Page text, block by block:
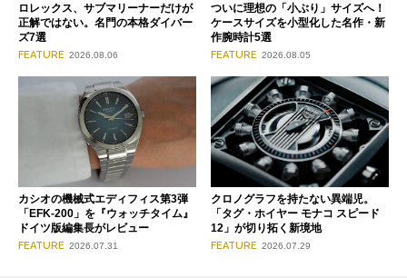
ロレックス、サブマリーナーだけが
正解ではない。名門の本格ダイバー
ズ7選
FEATURE 2026.08.06
ついに理想の「小ぶり」サイズへ！
ケースサイズを小型化した名作・新
作腕時計5選
FEATURE 2026.08.05
カシオの機械式エディフィス第3弾
「EFK-200」を『ウォッチタイム』
ドイツ版編集長がレビュー
FEATURE 2026.07.31
クロノグラフを持たない異端児。
「タグ・ホイヤー モナコ スピード
12」が切り拓く新境地
FEATURE 2026.07.29